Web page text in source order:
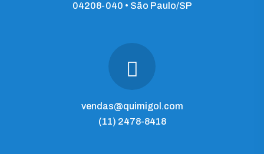
04208-040 • São Paulo/SP
vendas@quimigol.com
(11) 2478-8418